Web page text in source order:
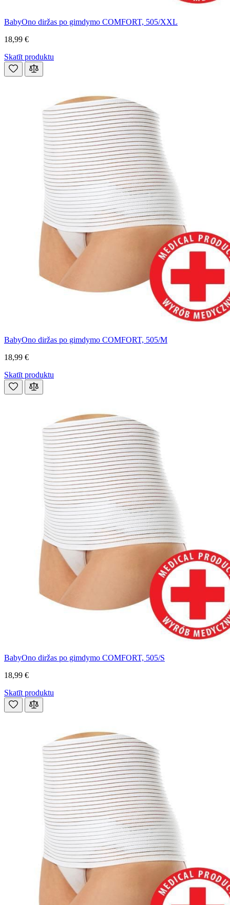
BabyOno diržas po gimdymo COMFORT, 505/XXL
18,99 €
Skatīt produktu
BabyOno diržas po gimdymo COMFORT, 505/M
18,99 €
Skatīt produktu
BabyOno diržas po gimdymo COMFORT, 505/S
18,99 €
Skatīt produktu